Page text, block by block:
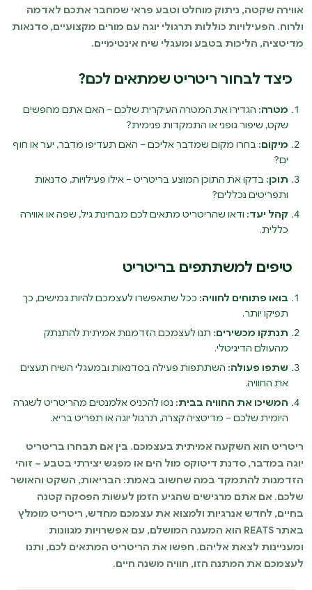
אווירה שקטה, ניתוק מוחלט וטבע פראי שמחבר אתכם לאדמה
ולרוח. הפעילויות כוללות תרגולי יוגה עם מורים מקצועיים, סדנאות
מדיטציה, הליכות בטבע ומעגלי שיח אינטימיים.
כיצד לבחור ריטריט שמתאים לכם?
מטרה: הגדירו את המטרה העיקרית שלכם – האם אתם מחפשים
שקט, שיפור גופני או התמקדות פנימית?
מיקום: בחרו מקום שמדבר אליכם – האם תעדיפו מדבר, יער או חוף
ים?
תוכן: בדקו את התוכן המוצע בריטריט – אילו פעילויות, סדנאות
ותפריטים נכללים?
קהל יעד: ודאו שהריטריט מתאים לכם מבחינת גיל, שפה או אווירה
כללית.
טיפים למשתתפים בריטריט
בואו פתוחים לחוויה: ככל שתאפשרו לעצמכם להיות גמישים, כך
תפיקו יותר.
תנתקו מכשירים: תנו לעצמכם הזדמנות אמיתית להתנתק
מהעולם הדיגיטלי.
שתפו פעולה: השתתפות פעילה בסדנאות ובמעגלי השיח תעצים
את החוויה.
המשיכו את החוויה בבית: נסו להכניס אלמנטים מהריטריט לשגרה
היומית שלכם – מדיטציה קצרה, תרגול יוגה או תפריט בריא.
ריטריט הוא השקעה אמיתית בעצמכם. בין אם תבחרו בריטריט
יוגה במדבר, סדנת דיטוקס מול הים או מפגש יצירתי בטבע – זוהי
הזדמנות להתמקד במה שחשוב באמת: הבריאות, השקט והאושר
שלכם. אם אתם מרגישים שהגיע הזמן לעשות הפסקה קטנה
בחיים, לחדש אנרגיות ולמצוא את עצמכם מחדש, ריטריט מומלץ
באתר REATS הוא המענה המושלם, עם אפשרויות מגוונות
ומעניינות לצאת אליהם. חפשו את הריטריט המתאים לכם, ותנו
לעצמכם את המתנה הזו, חוויה משנה חיים.